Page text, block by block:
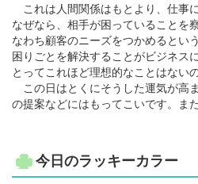
これは人間関係はもとより、仕事
なぜなら、相手が困っていることを
なわち顧客のニーズをつかめるとい
困りごとを解決することがビジネス
とってこれほど理想的なことはない
この日はとくにそうした運気が高
の提案などにはもってこいです。ま
今日のラッキーカラー